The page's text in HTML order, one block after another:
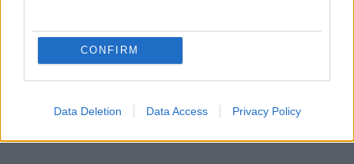
CONFIRM
Data Deletion Data Access Privacy Policy